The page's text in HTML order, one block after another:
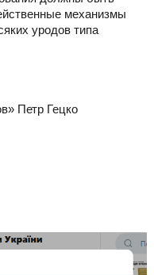
механизмы
уродов типа
Петр Гецко